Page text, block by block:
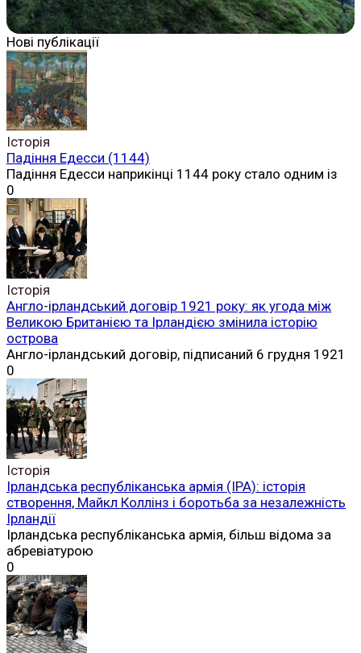
Нові публікації
Історія
Падіння Едесси (1144)
Падіння Едесси наприкінці 1144 року стало одним із
0
Історія
Англо-ірландський договір 1921 року: як угода між
Великою Британією та Ірландією змінила історію
острова
Англо-ірландський договір, підписаний 6 грудня 1921
0
Історія
Ірландська республіканська армія (ІРА): історія
створення, Майкл Коллінз і боротьба за незалежність
Ірландії
Ірландська республіканська армія, більш відома за
абревіатурою
0